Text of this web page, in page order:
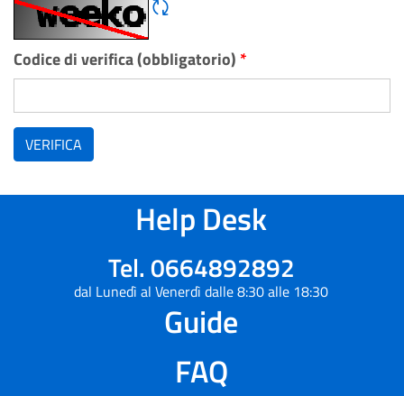
Rigene CAPTCHA
Codice di verifica (obbligatorio) *
VERIFICA
Help Desk
Tel. 0664892892
dal Lunedì al Venerdì dalle 8:30 alle 18:30
Guide
FAQ